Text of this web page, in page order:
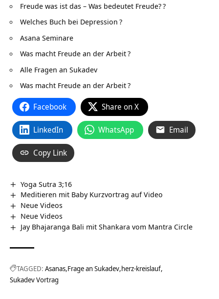
Freude was ist das – Was bedeutet Freude??
Welches Buch bei Depression ?
Asana Seminare
Was macht Freude an der Arbeit?
Alle Fragen an Sukadev
Was macht Freude an der Arbeit?
Facebook Share on X
LinkedIn WhatsApp Email
Copy Link
Yoga Sutra 3;16
Meditieren mit Baby Kurzvortrag auf Video
Neue Videos
Neue Videos
Jay Bhajaranga Bali mit Shankara vom Mantra Circle
TAGGED: Asanas Frage an Sukadev herz-kreislauf
Sukadev Vortrag